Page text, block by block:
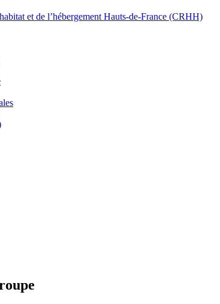
et de l’hébergement Hauts-de-France (CRHH)